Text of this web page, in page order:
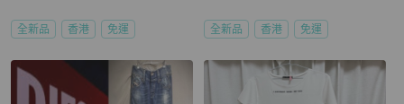
全新品 香港 免運 全新品 香港 免運